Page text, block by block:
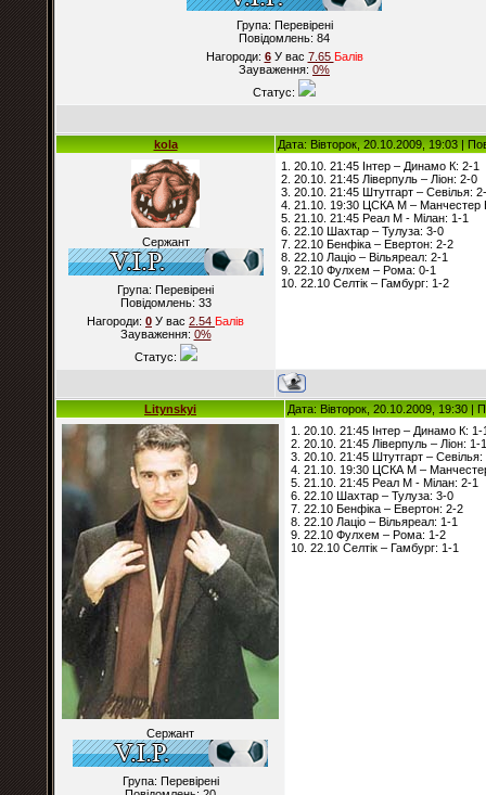
Група: Перевірені
Повідомлень: 84
Нагороди: 6У вас 7.65 Балiв
Зауваження: 0%
Статус:
kola Дата: Вівторок, 20.10.2009, 19:03 |
Сержант
Група: Перевірені
Повідомлень: 33
Нагороди: 0 У вас 2.54 Балiв
Зауваження: 0%
Статус:
1. 20.10. 21:45 Інтер – Динамо К: 2-1
2. 20.10. 21:45 Ліверпуль – Ліон: 2-0
3. 20.10. 21:45 Штутгарт – Севілья:
4. 21.10. 19:30 ЦСКА М –
5. 21.10. 21:45 Реал М - Мілан: 1-1
6. 22.10 Шахтар – Тулуза: 3-0
7. 22.10 Бенфіка – Евертон: 2-2
8. 22.10 Лаціо – Вільяреал: 2-1
9. 22.10 Фулхем – Рома: 0-1
10. 22.10 Селтік – Гамбург: 1-2
Litynskyi Дата: Вівторок, 20.10.2009, 19:30 |
Сержант
Група: Перевірені
1. 20.10. 21:45 Інтер – Динамо К: 1-
2. 20.10. 21:45 Ліверпуль – Ліон: 1-1
3. 20.10. 21:45 Штутгарт – Севілья:
4. 21.10. 19:30 ЦСКА М –
5. 21.10. 21:45 Реал М - Мілан: 2-1
6. 22.10 Шахтар – Тулуза: 3-0
7. 22.10 Бенфіка – Евертон: 2-2
8. 22.10 Лаціо – Вільяреал: 1-1
9. 22.10 Фулхем – Рома: 1-2
10. 22.10 Селтік – Гамбург: 1-1